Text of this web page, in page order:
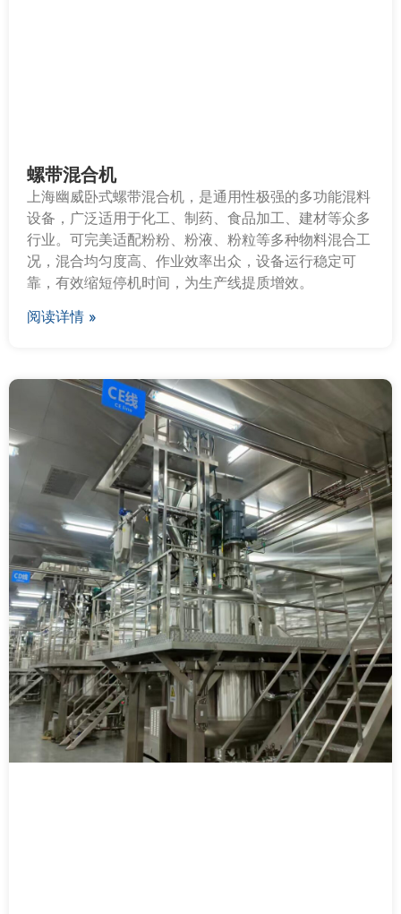
螺带混合机
上海幽威卧式螺带混合机，是通用性极强的多功能混料
设备，广泛适用于化工、制药、食品加工、建材等众多
行业。可完美适配粉粉、粉液、粉粒等多种物料混合工
况，混合均匀度高、作业效率出众，设备运行稳定可
靠，有效缩短停机时间，为生产线提质增效。
阅读详情 »